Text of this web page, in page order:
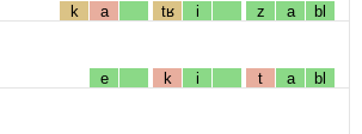
k a tʁ i z a bl
e k i t a bl